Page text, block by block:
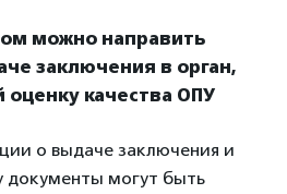
можно направить
заключения в орган,
качества ОПУ
о выдаче заключения и
документы могут быть